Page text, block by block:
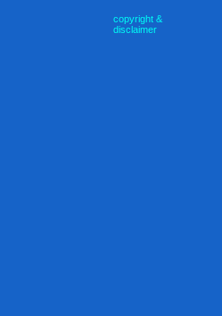
copyright &
disclaimer